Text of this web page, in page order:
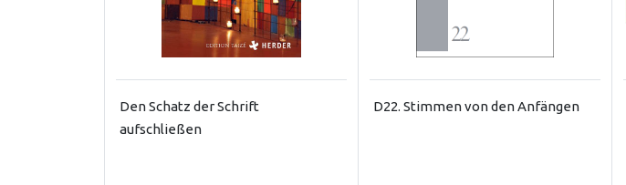
Den Schatz der Schrift
aufschließen
D22. Stimmen von den Anfängen